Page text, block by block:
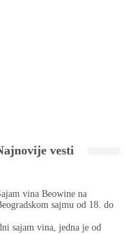
vesti
vina Beowine na
sajmu od 18. do
sajam vina, jedna je od